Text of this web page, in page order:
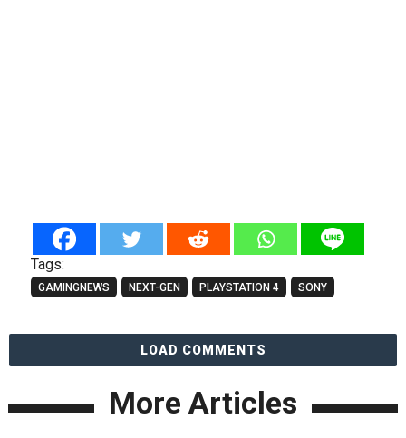
Tags:
GAMINGNEWS NEXT-GEN PLAYSTATION 4 SONY
LOAD COMMENTS
More Articles